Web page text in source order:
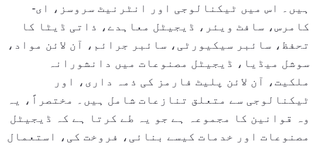
ہیں۔ اس میں ٹیکنالوجی اور انٹرنیٹ سروسز، ای-
کامرس، سافٹ ویئر، ڈیجیٹل معاہدے، ذاتی ڈیٹا کا
تحفظ، سائبر سیکیورٹی، سائبر جرائم، آن لائن مواد،
سوشل میڈیا، ڈیجیٹل مصنوعات میں دانشورانہ
ملکیت، آن لائن پلیٹ فارمز کی ذمہ داری، اور
ٹیکنالوجی سے متعلق تنازعات شامل ہیں۔ مختصراً، یہ
وہ قوانین کا مجموعہ ہے جو یہ طے کرتا ہے کہ ڈیجیٹل
مصنوعات اور خدمات کیسے بنائی، فروخت کی، استعمال